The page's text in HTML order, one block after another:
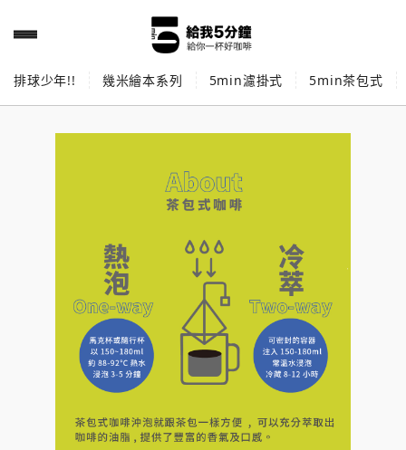
排球少年!! 幾米繪本系列 5min濾掛式 5min茶包式